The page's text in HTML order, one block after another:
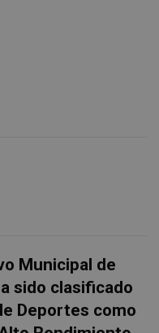
Municipal de
sido clasificado
Deportes como